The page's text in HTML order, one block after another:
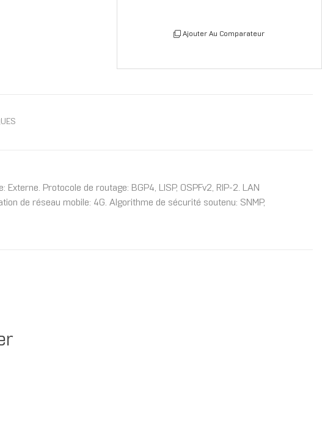
Ajouter Au Comparateur
Protocole de routage: BGP4, LISP, OSPFv2, RIP-2. LAN
de réseau mobile: 4G. Algorithme de sécurité soutenu: SNMP,